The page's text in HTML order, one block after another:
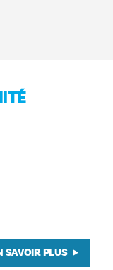
SAVOIR PLUS